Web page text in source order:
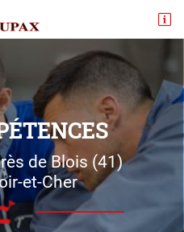

de Blois (41)
et-Cher